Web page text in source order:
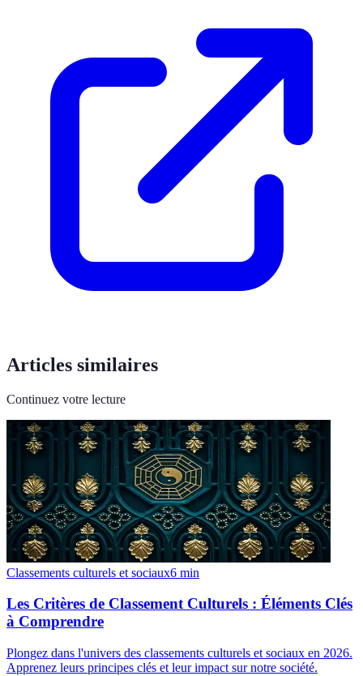
Articles similaires
Continuez votre lecture
Classements culturels et sociaux6 min
Les Critères de Classement Culturels : Éléments Clés
à Comprendre
Plongez dans l'univers des classements culturels et sociaux en 2026.
Apprenez leurs principes clés et leur impact sur notre société.